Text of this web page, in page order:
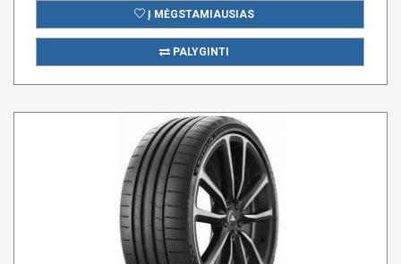
Į MĖGSTAMIAUSIAS
PALYGINTI